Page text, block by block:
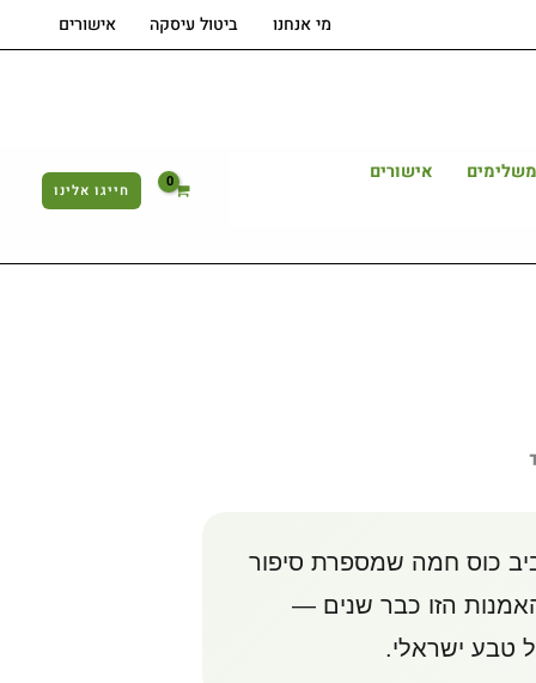
מי אנחנו ביטול עיסקה אישורים
אישורים
חייגו אלינו
כוס חמה שמספרת סיפור
הזו כבר שנים —
טבע ישראלי.